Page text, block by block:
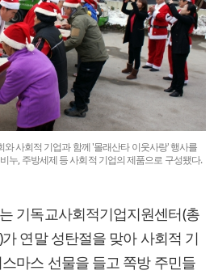
사회적 기업과 함께 '몰래산타 이웃사랑' 행사를
누, 주방세제 등 사회적 기업의 제품으로 구성됐다.
기독교사회적기업지원센터(총
연말 성탄절을 맞아 사회적 기
마스 선물을 들고 쪽방 주민들